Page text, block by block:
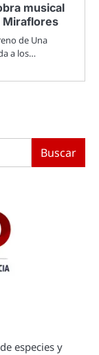
musical
Miraflores
de Una
a los…
Buscar
especies y